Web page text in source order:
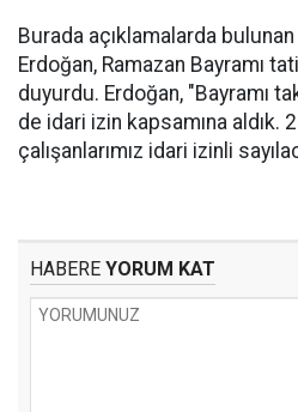
Burada açıklamalarda
Erdoğan, Ramazan Bayramı
duyurdu. Erdoğan, "Bayramı
de idari izin kapsamına aldık.
çalışanlarımız idari izinli
HABERE YORUM KAT